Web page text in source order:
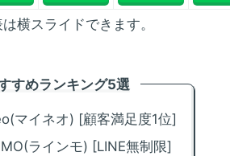
横スライドできます。
すめランキング5選
マイネオ) [顧客満足度1位]
ラインモ) [LINE無制限]